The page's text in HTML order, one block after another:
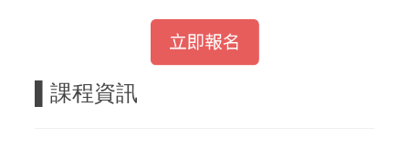
▌課程資訊